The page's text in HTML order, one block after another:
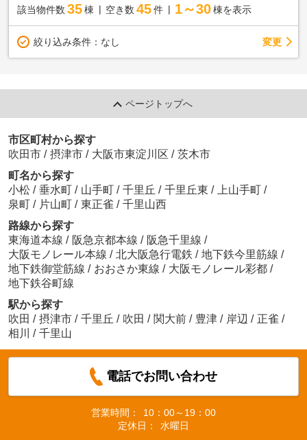
該当物件数 35棟 空き数 45 件 1～30 棟を表示
絞り込み条件： なし 変更
ページトップへ
市区町村から探す
吹田市 / 摂津市 / 大阪市東淀川区 / 茨木市
町名から探す
小松 / 垂水町 / 山手町 / 千里丘 / 千里丘東 / 上山手町 /
泉町 / 片山町 / 東正雀 / 千里山西
路線から探す
東海道本線 / 阪急京都本線 / 阪急千里線 /
大阪モノレール本線 / 北大阪急行電鉄 / 地下鉄今里筋線 /
地下鉄御堂筋線 / おおさか東線 / 大阪モノレール彩都 /
地下鉄谷町線
駅から探す
吹田 / 摂津市 / 千里丘 / 吹田 / 関大前 / 豊津 / 岸辺 / 正雀 /
相川
/ 千里山
電話でお問い合わせ
営業時間：
10：00～19：00
定休日：
水曜日